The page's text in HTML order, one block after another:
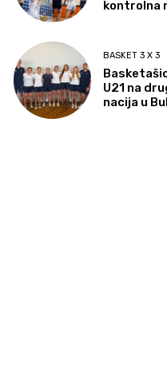
kontrolna
BASKET 3 X 3
U21 na
nacija u